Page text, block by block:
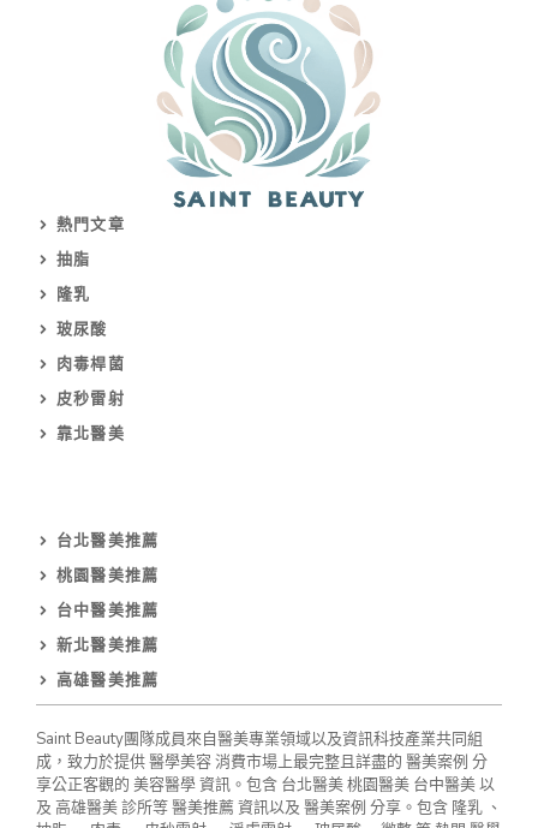
熱門文章
抽脂
隆乳
玻尿酸
肉毒桿菌
皮秒雷射
靠北醫美
台北醫美推薦
桃園醫美推薦
台中醫美推薦
新北醫美推薦
高雄醫美推薦
Saint Beauty團隊成員來自醫美專業領域以及資訊科技產業共同組
成，致力於提供醫學美容消費市場上最完整且詳盡的 醫美案例 分
享公正客觀的 美容醫學資訊。包含 台北醫美桃園醫美 台中醫美以
及 高雄醫美 診所等醫美推薦資訊以及 醫美案例 分享。包含 隆乳 、